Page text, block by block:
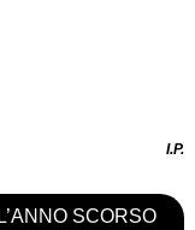
I.P.
SCORSO